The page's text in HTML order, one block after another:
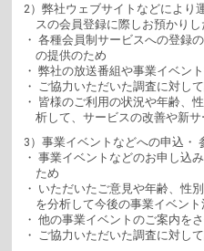
2）弊社ウェブサイトなどにより
スの会員登録に際しお預かり
・ 各種会員制サービスへの登録
の提供のため
・ 弊社の放送番組や事業イベン
・ ご協力いただいた調査に対し
・ 皆様のご利用の状況や年齢、
析して、サービスの改善や新
3）事業イベントなどへの申込・
・ 事業イベントなどのお申し込
ため
・ いただいたご意見や年齢、性
を分析して今後の事業イベン
・ 他の事業イベントのご案内を
・ ご協力いただいた調査に対し